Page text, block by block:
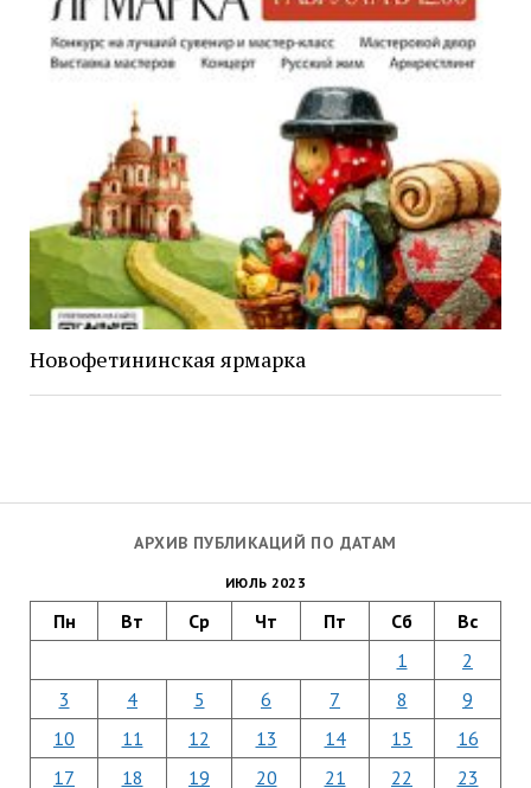
АРХИВ ПУБЛИКАЦИЙ ПО ДАТАМ
ИЮЛЬ 2023
Пн Вт Ср Чт Пт Сб Вс
1
2
3
4 5 6 7 8
9
10
11 12 13 14 15
16
17
18 19 20 21 22
23
Новофетининская ярмарка